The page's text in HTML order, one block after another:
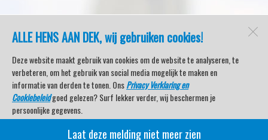
ALLE HENS AAN DEK, wij gebruiken cookies!
Deze website maakt gebruik van cookies om de website te analyseren, te
verbeteren, om het gebruik van social media mogelijk te maken en
informatie van derden te tonen. OnsPrivacy Verklaring en
Cookiebeleidgoed gelezen? Surf lekker verder, wij beschermen je
persoonlijke gegevens.
Veel kijkplezier met Watersport TV Beleving & Nieuws!
Laat deze melding niet meer zien
watersport-tv
Lemmer
Open desktopversie
SdH Vormgeving |Ziber DS4